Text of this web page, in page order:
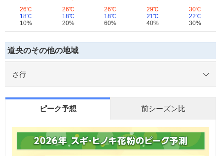
26℃
18℃
10%
26℃
18℃
20%
26℃
18℃
60%
29℃
21℃
40%
30℃
22℃
30%
道央のその他の地域
さ行
ピーク予想 前シーズン比